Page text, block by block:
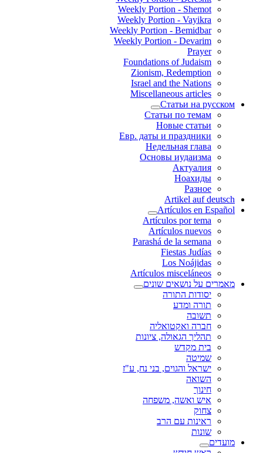
Weekly Portion - Shemot
Weekly Portion - Vayikra
Weekly Portion - Bemidbar
Weekly Portion - Devarim
Prayer
Foundations of Judaism
Zionism, Redemption
Israel and the Nations
Miscellaneous articles
Статьи на русском
Статьи по темам
Новые статьи
Евр. даты и праздники
Недельная глава
Основы иудаизма
Актуалия
Ноахиды
Разное
Artikel auf deutsch
Artículos en Español
Artículos por tema
Artículos nuevos
Parashá de la semana
Fiestas Judías
Los Noájidas
Artículos misceláneos
מאמרים על נושאים שונים
יסודות התורה
תורה ומדע
תשובה
חברה ואקטואליה
תהליך הגאולה, ציונות
בית מקדש
שמיטה
ישראל והגוים, בני נח, ע"ז
השואה
חינוך
איש ואשה, משפחה
צחוק
ראינות עם הרב
שונות
מועדים